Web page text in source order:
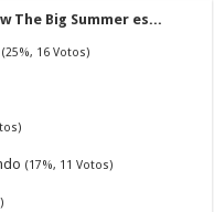
The Big Summer es...
(25%, 16 Votos)
(17%, 11 Votos)